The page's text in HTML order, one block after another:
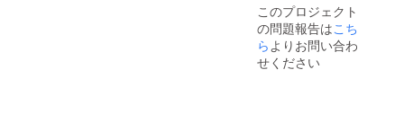
のでご
了承下
さい。
このプロジェクト
の問題報告はこち
ら よりお問い合わ
せください